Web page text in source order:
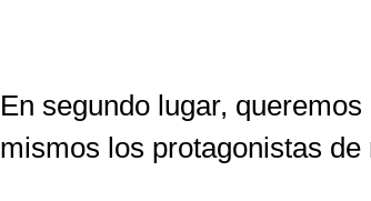
En segundo lugar,
mismos los protagonistas